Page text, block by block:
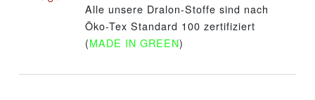
Alle unsere Dralon-Stoffe sind nach
Öko-Tex Standard 100 zertifiziert
(MADE IN GREEN)